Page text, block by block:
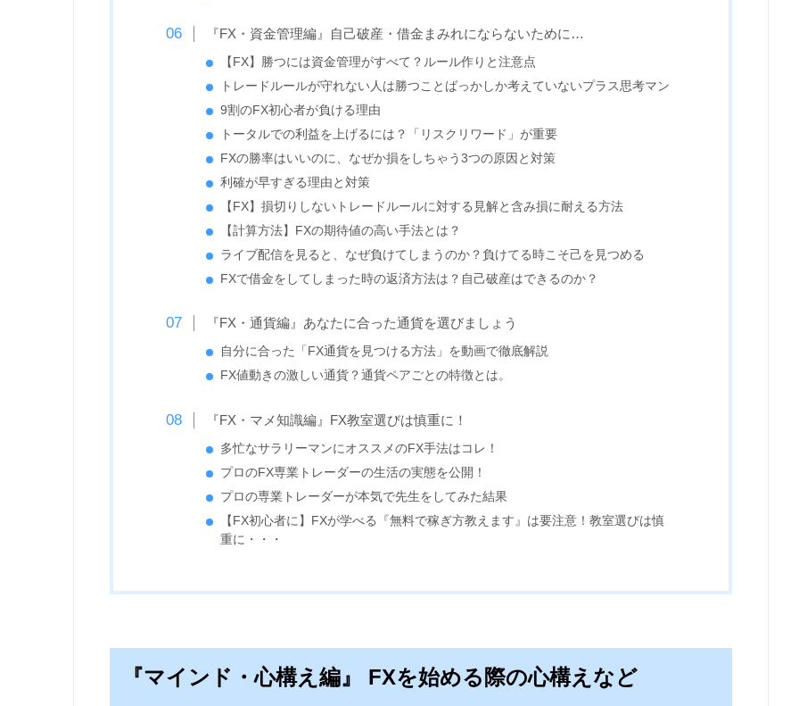
『FX・資金管理編』自己破産・借金まみれにならないために…
【FX】勝つには資金管理がすべて？ルール作りと注意点
トレードルールが守れない人は勝つことばっかしか考えていないプラス思考マン
9割のFX初心者が負ける理由
トータルでの利益を上げるには？「リスクリワード」が重要
FXの勝率はいいのに、なぜか損をしちゃう3つの原因と対策
利確が早すぎる理由と対策
【FX】損切りしないトレードルールに対する見解と含み損に耐える方法
【計算方法】FXの期待値の高い手法とは？
ライブ配信を見ると、なぜ負けてしまうのか？負けてる時こそ己を見つめる
FXで借金をしてしまった時の返済方法は？自己破産はできるのか？
『FX・通貨編』あなたに合った通貨を選びましょう
自分に合った「FX通貨を見つける方法」を動画で徹底解説
FX値動きの激しい通貨？通貨ペアごとの特徴とは。
『FX・マメ知識編』FX教室選びは慎重に！
多忙なサラリーマンにオススメのFX手法はコレ！
プロのFX専業トレーダーの生活の実態を公開！
プロの専業トレーダーが本気で先生をしてみた結果
【FX初心者に】FXが学べる『無料で稼ぎ方教えます』は要注意！教室選びは慎
重に・・・
『マインド・心構え編』 FXを始める際の心構えなど